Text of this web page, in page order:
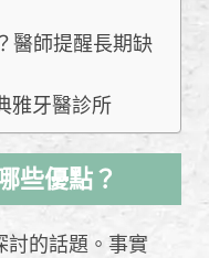
醫師提醒長期缺
雅牙醫診所
些優點？
的話題。事實